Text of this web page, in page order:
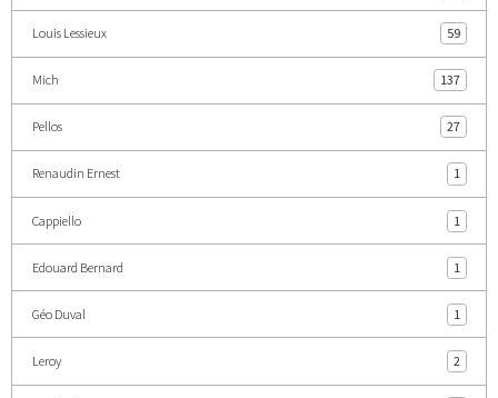
Louis Lessieux 59
Mich 137
Pellos 27
Renaudin Ernest 1
Cappiello 1
Edouard Bernard 1
Géo Duval 1
Leroy 2